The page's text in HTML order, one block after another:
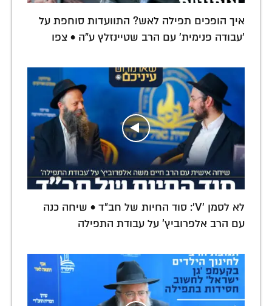
איך הופכים תפילה לאש? התוועדות סוחפת על
'עבודה פנימית' עם הרב שטיינזלץ ע"ה • צפו
לא לסמן 'V': סוד החיות של חב"ד • שיחה כנה
עם הרב אלפרוביץ' על עבודת התפילה